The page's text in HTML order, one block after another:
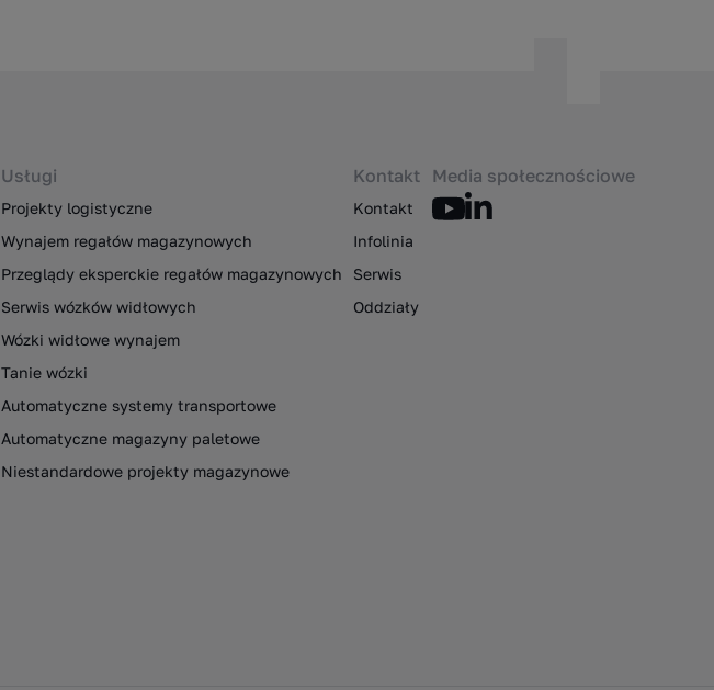
Usługi
Projekty logistyczne
Wynajem regałów magazynowych
Przeglądy eksperckie regałów magazynowych
Serwis wózków widłowych
Wózki widłowe wynajem
Tanie wózki
Automatyczne systemy transportowe
Automatyczne magazyny paletowe
Niestandardowe projekty magazynowe
Kontakt
Kontakt
Infolinia
Serwis
Oddziały
Media społecznościowe